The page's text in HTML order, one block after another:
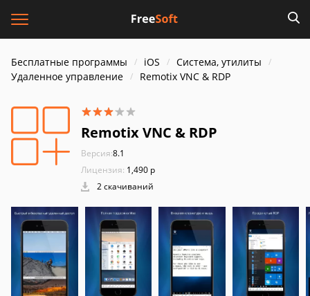
Бесплатные программы iOS
Система, утилиты
Удаленное управление
Remotix VNC & RDP
Remotix VNC & RDP
Версия:8.1
Лицензия: 1,490 р
2 скачиваний